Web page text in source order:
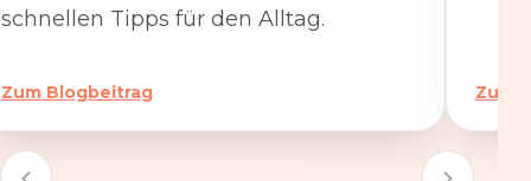
schnellen Tipps für den Alltag.
Zum Blogbeitrag Zum